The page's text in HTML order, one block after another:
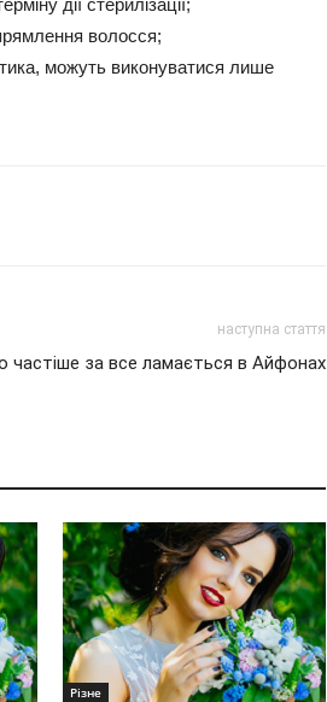
дії стерилізації;
волосся;
можуть виконуватися лише
наступна стаття
частіше за все ламається в Айфонах
Різне